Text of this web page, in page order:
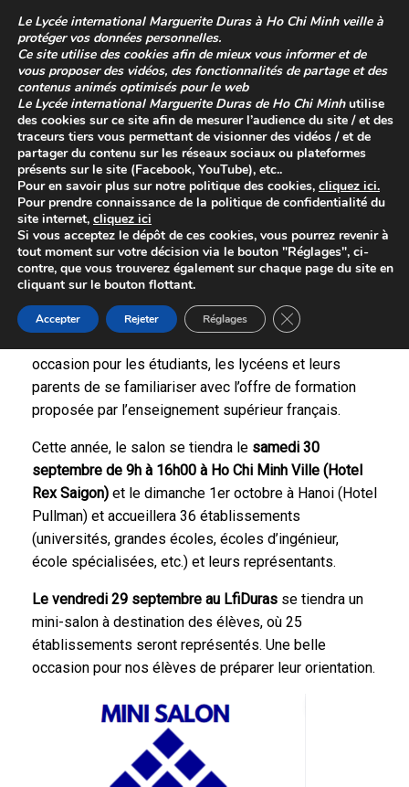
content
Mini salon Campus France
Posted on 25 septembre 2023
Chaque année, Campus France Vietnam, un service
officiel de l’Ambassade de France au Vietnam,
occasion pour les étudiants, les lycéens et leurs
parents de se familiariser avec l’offre de formation
proposée par l’enseignement supérieur français.
Cette année, le salon se tiendra le samedi 30
septembre de 9h à 16h00 à Ho Chi Minh Ville (Hotel
Rex Saigon) et le dimanche 1er octobre à Hanoi (Hotel
Pullman) et accueillera 36 établissements
(universités, grandes écoles, écoles d’ingénieur,
école spécialisées, etc.) et leurs représentants.
Le vendredi 29 septembre au LfiDuras se tiendra un
mini-salon à destination des élèves, où 25
établissements seront représentés. Une belle
occasion pour nos élèves de préparer leur orientation.
Le Lycée international Marguerite Duras à Ho Chi Minhveille à
protéger vos données personnelles.
Ce site utilise des cookies afin de mieux vous informer et de
vous proposer des vidéos, des fonctionnalités de partage et des
contenus animés optimisés pour le web
Le Lycée international Marguerite Duras de Ho Chi Minhutilise
des cookies sur ce site afin de mesurer l’audience du site / et des
traceurs tiers vous permettant de visionner des vidéos / et de
partager du contenu sur les réseaux sociaux ou plateformes
présents sur le site (Facebook, YouTube), etc..
Pour en savoir plus sur notre politique des cookies, cliquez ici.
Pour prendre connaissance de la politique de confidentialité du
site internet, cliquez ici
Si vous acceptez le dépôt de ces cookies, vous pourrez revenir à
tout moment sur votre décision via le bouton "Réglages", ci-
contre, que vous trouverez également sur chaque page du site en
cliquant sur le bouton flottant.
Accepter Rejeter Réglages Close GDPR Cookie